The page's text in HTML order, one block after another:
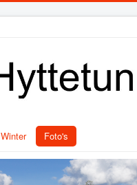
Winter Foto's